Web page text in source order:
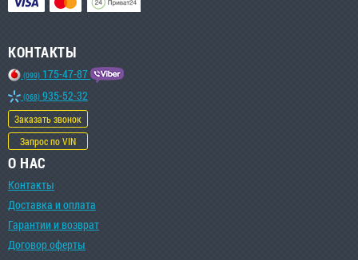
КОНТАКТЫ
(099) 175-47-87
(068) 935-52-32
Заказать звонок
Запрос по VIN
О НАС
Контакты
Доставка и оплата
Гарантии и возврат
Договор оферты